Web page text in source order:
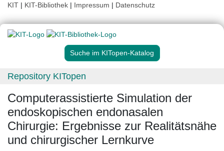
KIT | KIT-Bibliothek | Impressum | Datenschutz
Suche im KITopen-Katalog
Repository KITopen
Computerassistierte Simulation der
endoskopischen endonasalen
Chirurgie: Ergebnisse zur Realitätsnähe
und chirurgischer Lernkurve